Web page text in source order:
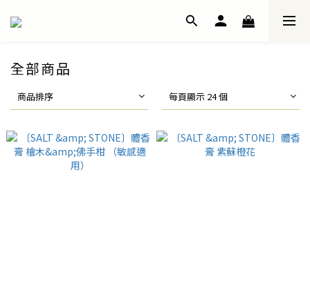
全部商品
商品排序 每頁顯示 24 個